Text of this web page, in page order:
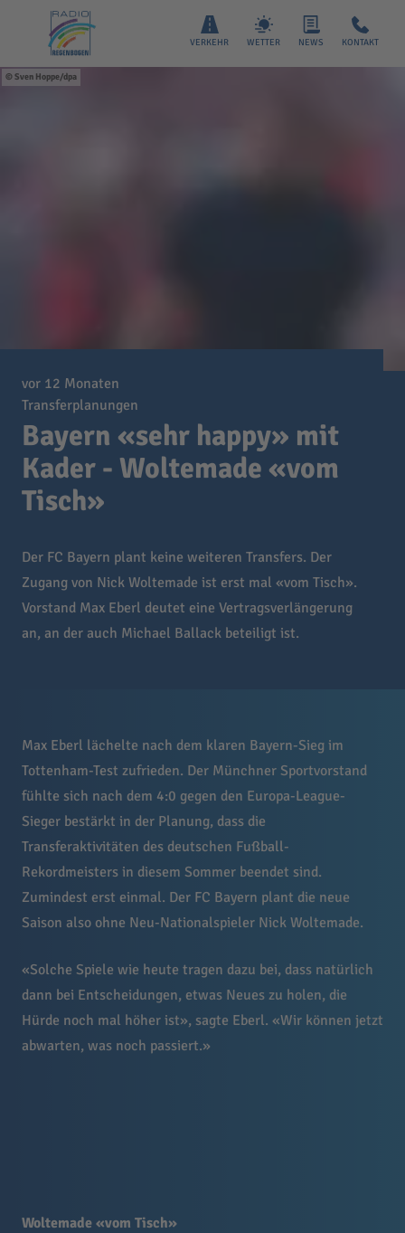
VERKEHR WETTER NEWS KONTAKT
Sven Hoppe/dpa
vor 12 Monaten
Transferplanungen
Bayern «sehr happy» mit
Kader - Woltemade «vom
Tisch»
Der FC Bayern plant keine weiteren Transfers. Der
Zugang von Nick Woltemade ist erst mal «vom Tisch».
Vorstand Max Eberl deutet eine Vertragsverlängerung
an, an der auch Michael Ballack beteiligt ist.
Max Eberl lächelte nach dem klaren Bayern-Sieg im
Tottenham-Test zufrieden. Der Münchner Sportvorstand
fühlte sich nach dem 4:0 gegen den Europa-League-
Sieger bestärkt in der Planung, dass die
Transferaktivitäten des deutschen Fußball-
Rekordmeisters in diesem Sommer beendet sind.
Zumindest erst einmal. Der FC Bayern plant die neue
Saison also ohne Neu-Nationalspieler Nick Woltemade.
«Solche Spiele wie heute tragen dazu bei, dass natürlich
dann bei Entscheidungen, etwas Neues zu holen, die
Hürde noch mal höher ist», sagte Eberl. «Wir können jetzt
abwarten, was noch passiert.»
Woltemade «vom Tisch»